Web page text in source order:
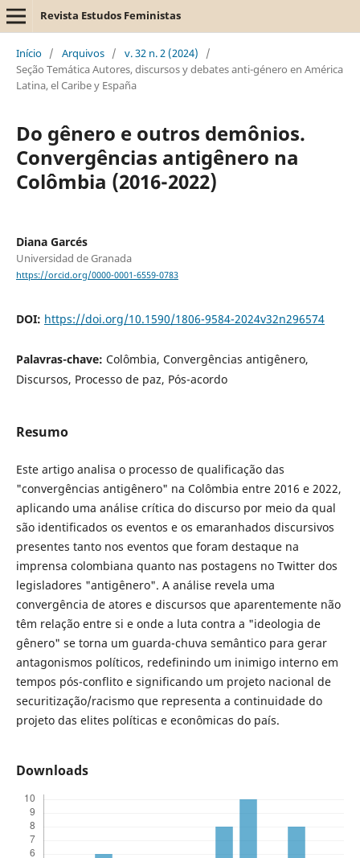
Revista Estudos Feministas
Início / Arquivos / v. 32 n. 2 (2024)
/
Seção Temática Autores, discursos y debates anti-género en América
Latina, el Caribe y España
Do gênero e outros demônios.
Convergências antigênero na
Colômbia (2016-2022)
Diana Garcés
Universidad de Granada
https://orcid.org/0000-0001-6559-0783
DOI: https://doi.org/10.1590/1806-9584-2024v32n296574
Palavras-chave: Colômbia, Convergências antigênero,
Discursos, Processo de paz, Pós-acordo
Resumo
Este artigo analisa o processo de qualificação das
"convergências antigênero" na Colômbia entre 2016 e 2022,
aplicando uma análise crítica do discurso por meio da qual
são identificados os eventos e os emaranhados discursivos
presentes tanto nos eventos que foram destaque na
imprensa colombiana quanto nas postagens no Twitter dos
legisladores "antigênero". A análise revela uma
convergência de atores e discursos que aparentemente não
têm relação entre si e onde a luta contra a "ideologia de
gênero" se torna um guarda-chuva semântico para gerar
antagonismos políticos, redefinindo um inimigo interno em
tempos pós-conflito e significando um projeto nacional de
securitização/racismo que representa a continuidade do
projeto das elites políticas e econômicas do país.
Downloads